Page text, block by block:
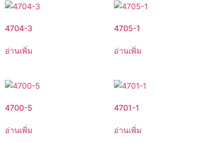
4704-3
อ่านเพิ่ม
4705-1
อ่านเพิ่ม
4700-5
อ่านเพิ่ม
4701-1
อ่านเพิ่ม